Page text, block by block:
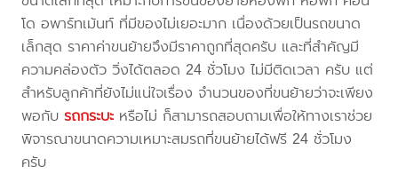
โด อพาร์ทเม้นท์ ที่มีของไม่เยอะมาก เนื่องด้วยเป็นรถขนาด
เล็กสุด ราคาค่าขนย้ายจึงมีราคาถูกที่สุดครับ และที่สำคัญมี
ความคล่องตัว วิ่งได้ตลอด 24 ชั่วโมง ไม่มีติดเวลา ครับ แต่
สำหรับลูกค้าที่ยังไม่แน่ใจเรื่อง จำนวนของที่ขนย้ายว่าจะเพียง
พอกับรถกระบะ หรือไม่ ก็สามารถสอบถามเพื่อให้ทางเราช่วย
พิจารณาขนาดความเหมาะสมรถที่ขนย้ายได้ฟรี 24 ชั่วโมง
ครับ